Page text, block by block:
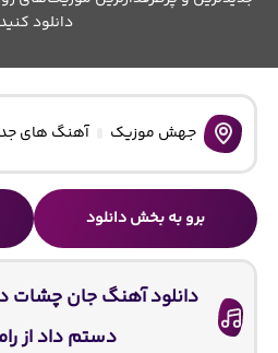
دانلود
جهش موزیک آهنگ های
برو به بخش دانلود
دانلود آهنگ جان چشات
دستم داد از